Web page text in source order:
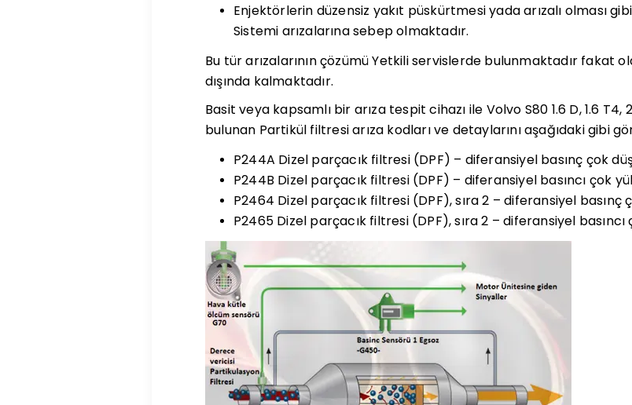
Enjektörlerin düzensiz yakıt püskürtmesi yada arızalı olması
Sistemi arızalarına sebep olmaktadır.
Bu tür arızalarının çözümü Yetkili servislerde bulunmaktadır fakat
dışında kalmaktadır.
Basit veya kapsamlı bir arıza tespit cihazı ile Volvo S80 1.6 D, 1.6
bulunan Partikül filtresi arıza kodları ve detaylarını aşağıdaki gibi
P244A Dizel parçacık filtresi (DPF) – diferansiyel basınç çok
P244B Dizel parçacık filtresi (DPF) – diferansiyel basıncı çok
P2464 Dizel parçacık filtresi (DPF), sıra 2 – diferansiyel basınç
P2465 Dizel parçacık filtresi (DPF), sıra 2 – diferansiyel basıncı